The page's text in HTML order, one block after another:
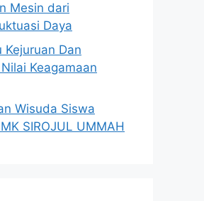
Mesin dari
Daya
Kejuruan Dan
Keagamaan
Wisuda Siswa
SIROJUL UMMAH